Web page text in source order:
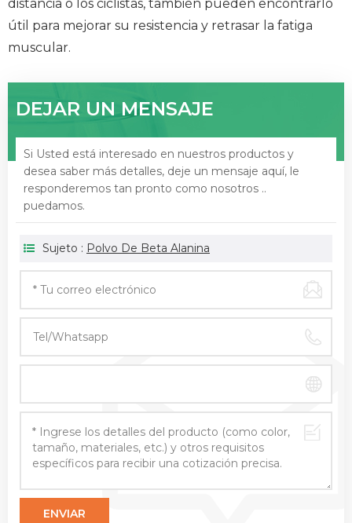
distancia o los ciclistas, también pueden encontrarlo
útil para mejorar su resistencia y retrasar la fatiga
muscular.
DEJAR UN MENSAJE
Si Usted está interesado en nuestros productos y
desea saber más detalles, deje un mensaje aquí, le
responderemos tan pronto como nosotros ..
puedamos.
Sujeto : Polvo De Beta Alanina